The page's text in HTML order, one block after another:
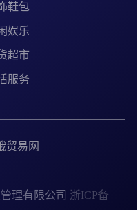
鞋包
娱乐
超市
服务
贸易网
理有限公司 浙ICP备